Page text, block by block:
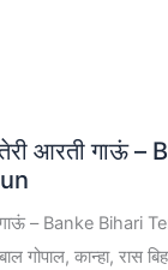
तेरी आरती गाऊं
गाऊं – Banke Bihari
गोपाल, कान्हा, रास